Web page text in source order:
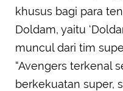
khusus bagi para
Doldam, yaitu
muncul dari tim
“Avengers terkenal
berkekuatan super,